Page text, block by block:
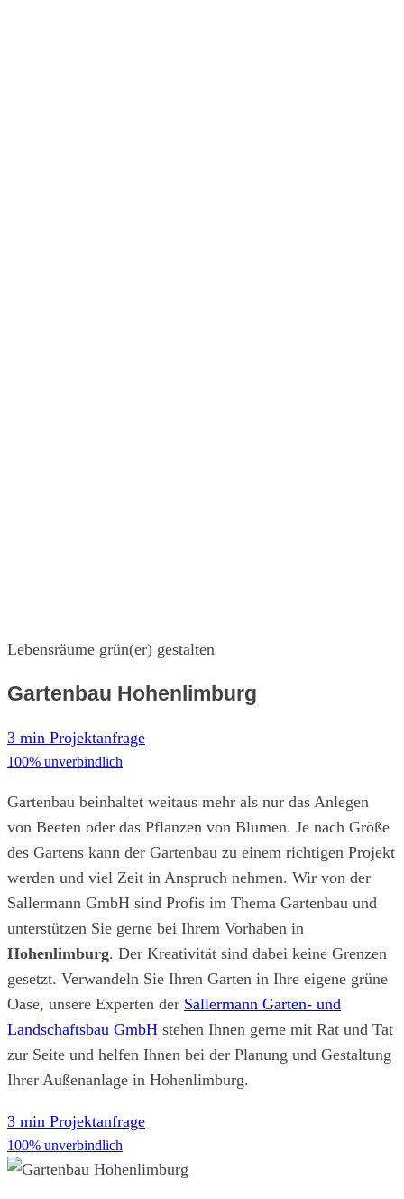
Lebensräume grün(er) gestalten
Gartenbau Hohenlimburg
3 min Projektanfrage
100% unverbindlich
Gartenbau beinhaltet weitaus mehr als nur das Anlegen
von Beeten oder das Pflanzen von Blumen. Je nach Größe
des Gartens kann der Gartenbau zu einem richtigen Projekt
werden und viel Zeit in Anspruch nehmen. Wir von der
Sallermann GmbH sind Profis im Thema Gartenbau und
unterstützen Sie gerne bei Ihrem Vorhaben in
Hohenlimburg. Der Kreativität sind dabei keine Grenzen
gesetzt. Verwandeln Sie Ihren Garten in Ihre eigene grüne
Oase, unsere Experten der Sallermann Garten- und
Landschaftsbau GmbH stehen Ihnen gerne mit Rat und Tat
zur Seite und helfen Ihnen bei der Planung und Gestaltung
Ihrer Außenanlage in Hohenlimburg.
3 min Projektanfrage
100% unverbindlich